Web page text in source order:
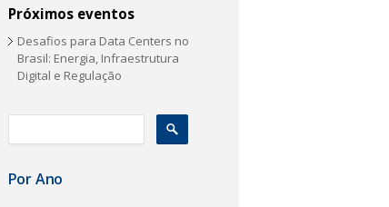
e
b
a
Próximos eventos
Desafios para Data Centers no
Brasil: Energia, Infraestrutura
Digital e Regulação
Por Ano